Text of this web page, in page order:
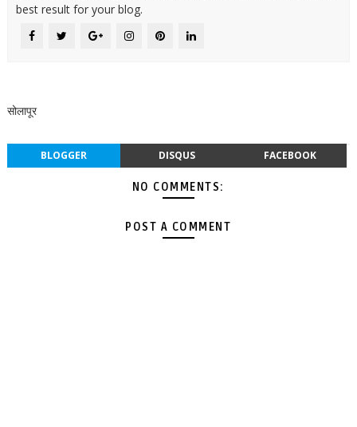
best result for your blog.
सोलापूर
BLOGGER DISQUS FACEBOOK
NO COMMENTS:
POST A COMMENT